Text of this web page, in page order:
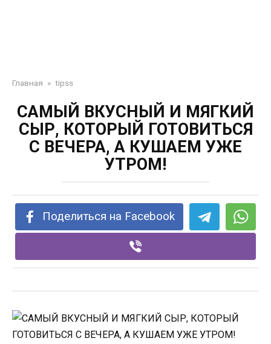
Главная » tipss
САМЫЙ ВКУСНЫЙ И МЯГКИЙ
СЫР, КОТОРЫЙ ГОТОВИТЬСЯ
С ВЕЧЕРА, А КУШАЕМ УЖЕ
УТРОМ!
Поделиться на Facebook